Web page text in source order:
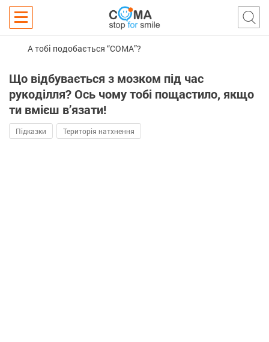
А тобі подобається “COMA”?
Що відбувається з мозком під час
рукоділля? Ось чому тобі пощастило, якщо
ти вмієш в’язати!
Підказки Територія натхнення